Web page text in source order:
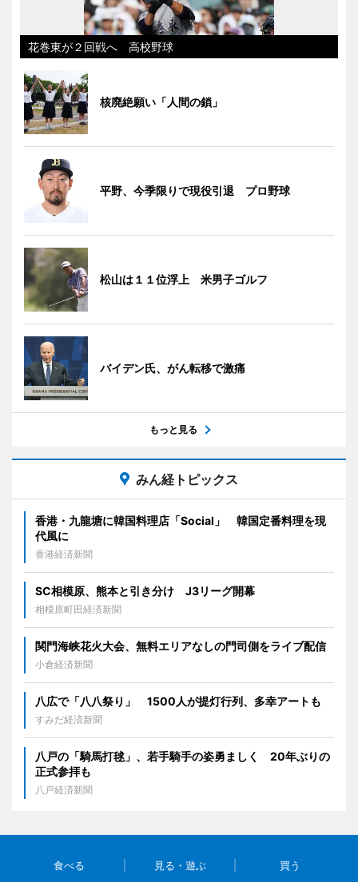
花巻東が２回戦へ 高校野球
核廃絶願い「人間の鎖」
平野、今季限りで現役引退 プロ野球
松山は１１位浮上 米男子ゴルフ
バイデン氏、がん転移で激痛
もっと見る
みん経トピックス
香港・九龍塘に韓国料理店「Social」 韓国定番料理を現
代風に
香港経済新聞
SC相模原、熊本と引き分け J3リーグ開幕
相模原町田経済新聞
関門海峡花火大会、無料エリアなしの門司側をライブ配信
小倉経済新聞
八広で「八八祭り」 1500人が提灯行列、多幸アートも
すみだ経済新聞
八戸の「騎馬打毬」、若手騎手の姿勇ましく 20年ぶりの
正式参拝も
八戸経済新聞
食べる 見る・遊ぶ 買う